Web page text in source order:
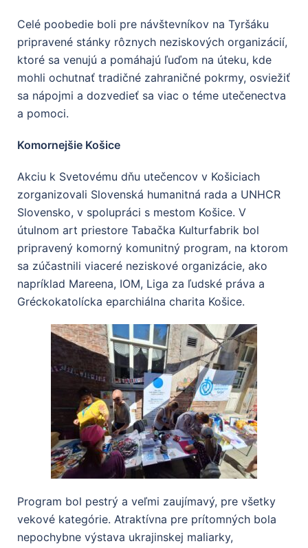
Celé poobedie boli pre návštevníkov na Tyršáku
pripravené stánky rôznych neziskových organizácií,
ktoré sa venujú a pomáhajú ľuďom na úteku, kde
mohli ochutnať tradičné zahraničné pokrmy, osviežiť
sa nápojmi a dozvedieť sa viac o téme utečenectva
a pomoci.
Komornejšie Košice
Akciu k Svetovému dňu utečencov v Košiciach
zorganizovali Slovenská humanitná rada a UNHCR
Slovensko, v spolupráci s mestom Košice. V
útulnom art priestore Tabačka Kulturfabrik bol
pripravený komorný komunitný program, na ktorom
sa zúčastnili viaceré neziskové organizácie, ako
napríklad Mareena, IOM, Liga za ľudské práva a
Gréckokatolícka eparchiálna charita Košice.
Program bol pestrý a veľmi zaujímavý, pre všetky
vekové kategórie. Atraktívna pre prítomných bola
nepochybne výstava ukrajinskej maliarky,